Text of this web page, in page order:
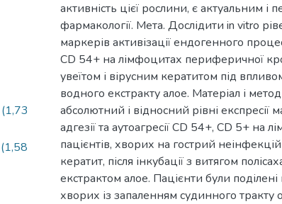
(1,73
(1,58
активність цієї рослини, є актуальним
фармакології. Мета. Дослідити in vitro
маркерів активізації ендогенного
CD 54+ на лімфоцитах периферичної
увеїтом і вірусним кератитом під
водного екстракту алое. Матеріал і
абсолютний і відносний рівні експресії
адгезії та аутоагресії CD 54+, CD 5+ на
пацієнтів, хворих на гострий
кератит, після інкубації з витягом
екстрактом алое. Пацієнти були
хворих із запаленням судинного тракту